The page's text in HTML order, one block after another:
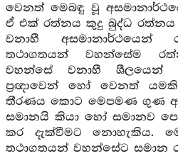
වෙනත් මෙබඳු වූ
ඒ එක් රත්නය කුදු බුද්ධ
වනාහී
තථාගතයන් වහන්සේම
වහන්සේ වනාහී
ප්‍රඥාවෙන් හෝ වෙනත්
තීරණය කොට මෙපමණ ගුණ
සමානයි කියා හෝ සමානව
කර දැක්වීමට නොහැකිය.
තථාගතයන් වහන්සේට සමාන